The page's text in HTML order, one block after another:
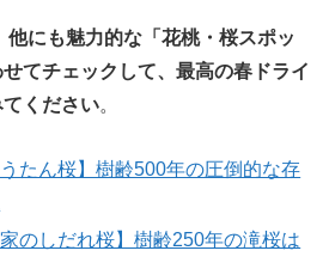
にも魅力的な「花桃・桜スポッ
せてチェックして、最高の春ドライ
ください。
うたん桜】樹齢500年の圧倒的な存
のしだれ桜】樹齢250年の滝桜は